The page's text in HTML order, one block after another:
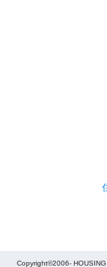
Copyright©2006-